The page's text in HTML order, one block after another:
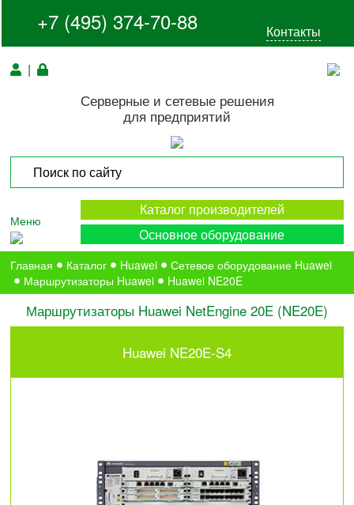
+7 (495) 374-70-88 Контакты
|
Серверные и сетевые решения
для предприятий
Меню
Каталог производителей
Основное оборудование
Главная Каталог Huawei
Сетевое оборудование Huawei
Маршрутизаторы Huawei
Huawei NE20E
Маршрутизаторы Huawei NetEngine 20E (NE20E)
Huawei NE20E-S4